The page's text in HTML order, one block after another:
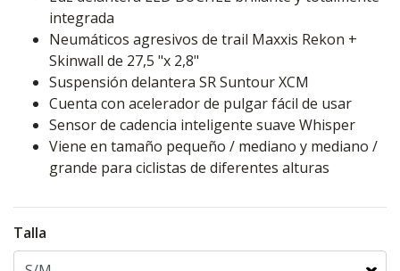
integrada
Neumáticos agresivos de trail Maxxis Rekon +
Skinwall de 27,5 "x 2,8"
Suspensión delantera SR Suntour XCM
Cuenta con acelerador de pulgar fácil de usar
Sensor de cadencia inteligente suave Whisper
Viene en tamaño pequeño / mediano y mediano /
grande para ciclistas de diferentes alturas
Talla